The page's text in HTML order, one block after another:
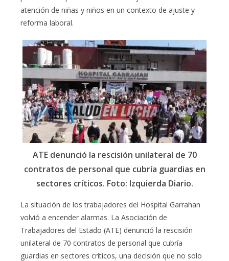
atención de niñas y niños en un contexto de ajuste y
reforma laboral.
ATE denunció la rescisión unilateral de 70
contratos de personal que cubría guardias en
sectores críticos. Foto: Izquierda Diario.
La situación de los trabajadores del Hospital Garrahan
volvió a encender alarmas. La Asociación de
Trabajadores del Estado (ATE) denunció la rescisión
unilateral de 70 contratos de personal que cubría
guardias en sectores críticos, una decisión que no solo